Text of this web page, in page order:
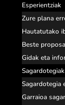
Esperientziak
Zure plana
Hautatutako
Beste
Gidak eta
Sagardotegiak
Sagardotegia
Garraioa